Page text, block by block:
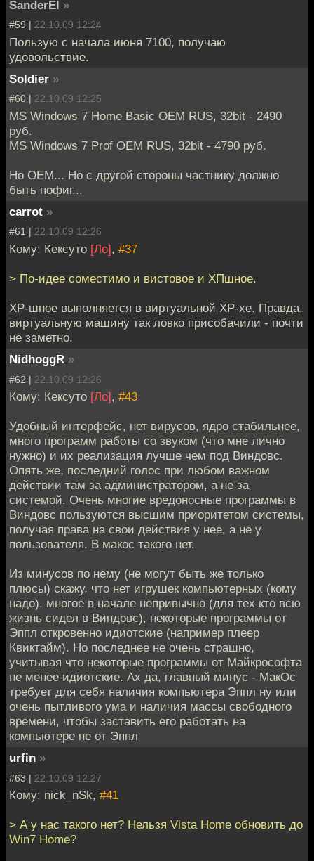
SanderEl »
#59 | 22.10.09 12:24
Пользую с начала июня 7100, получаю
удовольствие.
Soldier »
#60 | 22.10.09 12:25
MS Windows 7 Home Basic OEM RUS, 32bit - 2490
руб.
MS Windows 7 Prof OEM RUS, 32bit - 4790 руб.
Но ОЕМ... Но с другой стороны частнику должно
быть пофиг...
carrot »
#61 | 22.10.09 12:26
Кому: Кексуто [Ло], #37
> По-идее соместимо и вистовое и ХПшное.
ХР-шное выполняется в виртуальной ХР-хе. Правда,
виртуальную машину так ловко присобачили - почти
не заметно.
NidhoggR »
#62 | 22.10.09 12:26
Кому: Кексуто [Ло], #43
Удобный интерфейс, нет вирусов, ядро стабильнее,
много программ работы со звуком (что мне лично
нужно) и их реализация лучше чем под Виндовс.
Опять же, последний голос при любом важном
действии там за администратором, а не за
системой. Очень многие вредоносные программы в
Виндовс пользуются высшим приоритетом системы,
получая права на свои действия у нее, а не у
пользователя. В макос такого нет.
Из минусов по нему (не могут быть же только
плюсы) скажу, что нет игрушек компьютерных (кому
надо), многое в начале непривычно (для тех кто всю
жизнь сидел в Виндовс), некоторые программы от
Эппл откровенно идиотские (например плеер
Квиктайм). Но последнее не очень страшно,
учитывая что некоторые программы от Майкрософта
не менее идиотские. Ах да, главный минус - МакОс
требует для себя наличия компьютера Эппл ну или
очень пытливого ума и наличия массы свободного
времени, чтобы заставить его работать на
компьютере не от Эппл
urfin »
#63 | 22.10.09 12:27
Кому: nick_nSk, #41
> А у нас такого нет? Нельзя Vista Home обновить до
Win7 Home?